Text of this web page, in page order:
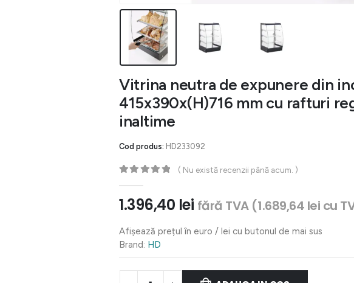
Vitrina neutra de expunere din
415x390x(H)716 mm cu rafturi
inaltime
Cod produs: HD233092
( Nu există recenzii până acum. )
1.396,40 lei fără TVA (1.689,64 lei cu
Afișează prețul în euro / lei cu butonul de mai sus
Brand: HD